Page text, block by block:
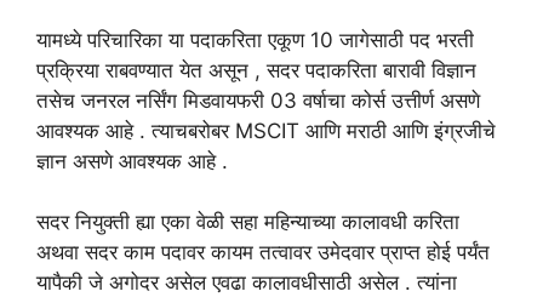
यामध्ये परिचारिका या पदाकरिता एकूण 10 जागेसाठी पद भरती
प्रक्रिया राबवण्यात येत असून , सदर पदाकरिता बारावी विज्ञान
तसेच जनरल नर्सिंग मिडवायफरी 03 वर्षाचा कोर्स उत्तीर्ण असणे
आवश्यक आहे . त्याचबरोबर MSCIT आणि मराठी आणि इंग्रजीचे
ज्ञान असणे आवश्यक आहे .
सदर नियुक्ती ह्या एका वेळी सहा महिन्याच्या कालावधी करिता
अथवा सदर काम पदावर कायम तत्वावर उमेदवार प्राप्त होई पर्यंत
यापैकी जे अगोदर असेल एवढा कालावधीसाठी असेल . त्यांना